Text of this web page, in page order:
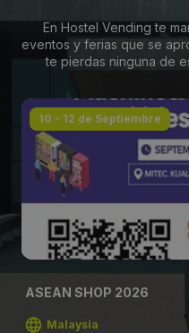
En Hostel Vending te
eventos y ferias que se
te pierdas ninguna de
10 - 12 de Septiembre
ASEAN SHOP 2026
Malaysia